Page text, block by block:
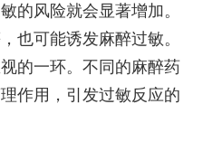
的风险就会显著增加。
也可能诱发麻醉过敏。
的一环。不同的麻醉药
作用，引发过敏反应的